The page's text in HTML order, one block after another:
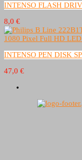
INTENSO FLASH
8,0 €
INTENSO PEN DISK
47,0 €